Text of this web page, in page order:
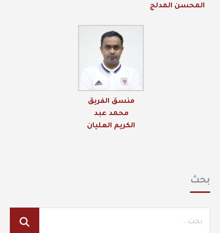
المحسن المدلج
منسق الفريق
محمد عبد
الكريم العليان
بحث